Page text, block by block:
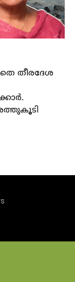
തീരദേശ